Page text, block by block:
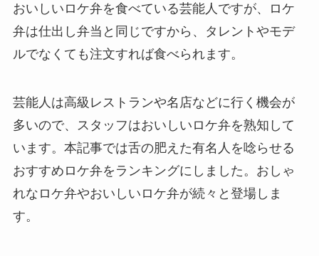
おいしいロケ弁を食べている芸能人ですが、ロケ
弁は仕出し弁当と同じですから、タレントやモデ
ルでなくても注文すれば食べられます。
芸能人は高級レストランや名店などに行く機会が
多いので、スタッフはおいしいロケ弁を熟知して
います。本記事では舌の肥えた有名人を唸らせる
おすすめロケ弁をランキングにしました。おしゃ
れなロケ弁やおいしいロケ弁が続々と登場しま
す。